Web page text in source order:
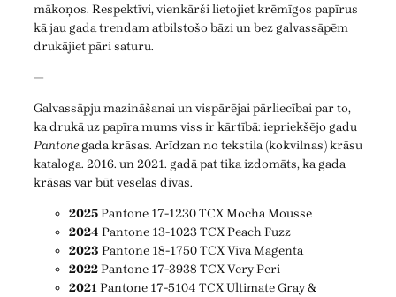
mākoņos. Respektīvi, vienkārši lietojiet krēmīgos papīrus
kā jau gada trendam atbilstošo bāzi un bez galvassāpēm
drukājiet pāri saturu.
—
Galvassāpju mazināšanai un vispārējai pārliecībai par to,
ka drukā uz papīra mums viss ir kārtībā: iepriekšējo gadu
Pantonegada krāsas. Arīdzan no tekstila (kokvilnas) krāsu
kataloga. 2016. un 2021. gadā pat tika izdomāts, ka gada
krāsas var būt veselas divas.
2025Pantone 17-1230 TCX Mocha Mousse
2024 Pantone 13-1023 TCX Peach Fuzz
2023 Pantone 18-1750 TCX Viva Magenta
2022Pantone 17-3938 TCX Very Peri
2021Pantone 17-5104 TCX Ultimate Gray &